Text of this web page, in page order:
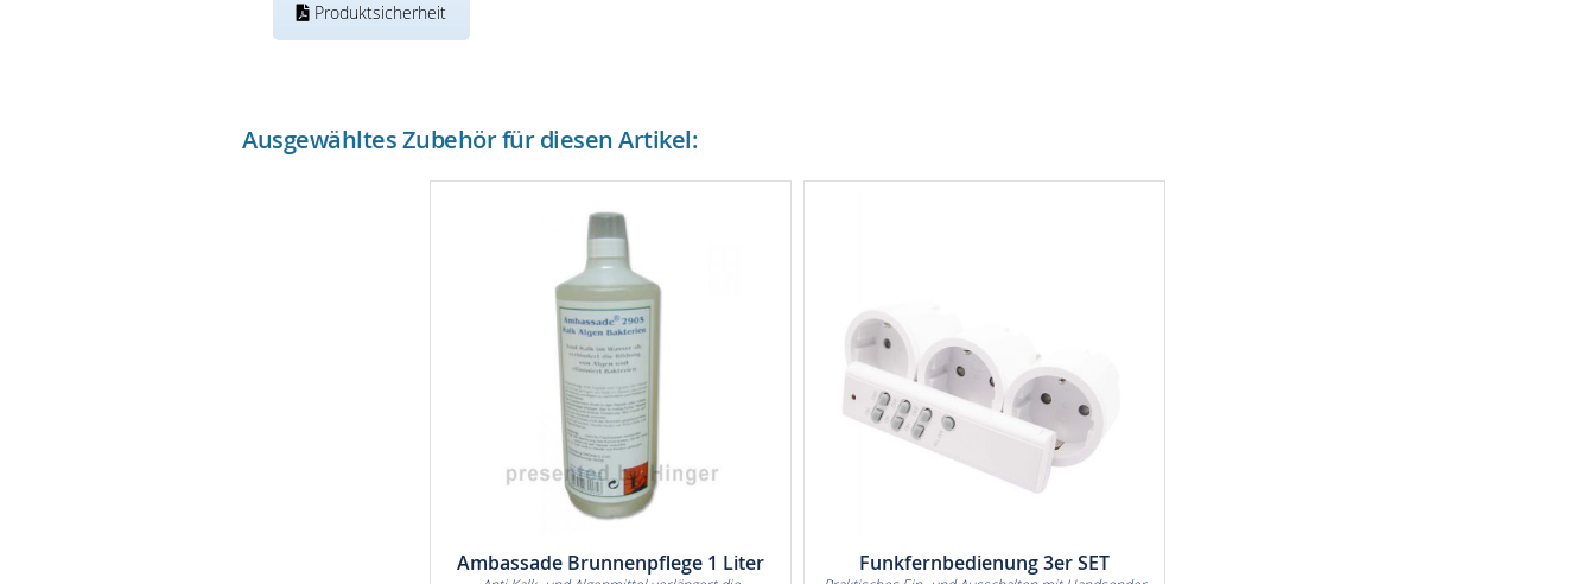
Produktsicherheit
Ausgewähltes Zubehör für diesen Artikel:
Ambassade Brunnenpflege 1 Liter Funkfernbedienung 3er SET